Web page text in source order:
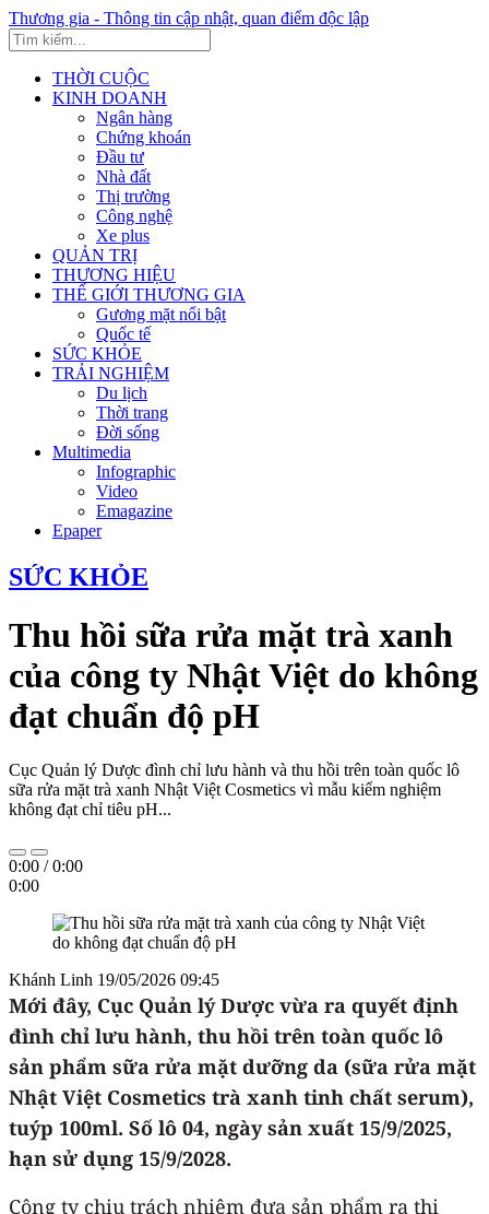
Thương gia - Thông tin cập nhật, quan điểm độc lập
THỜI CUỘC
KINH DOANH
Ngân hàng
Chứng khoán
Đầu tư
Nhà đất
Thị trường
Công nghệ
Xe plus
QUẢN TRỊ
THƯƠNG HIỆU
THẾ GIỚI THƯƠNG GIA
Gương mặt nổi bật
Quốc tế
SỨC KHỎE
TRẢI NGHIỆM
Du lịch
Thời trang
Đời sống
Multimedia
Infographic
Video
Emagazine
Epaper
SỨC KHỎE
Thu hồi sữa rửa mặt trà xanh
của công ty Nhật Việt do không
đạt chuẩn độ pH
Cục Quản lý Dược đình chỉ lưu hành và thu hồi trên toàn quốc lô
sữa rửa mặt trà xanh Nhật Việt Cosmetics vì mẫu kiểm nghiệm
không đạt chỉ tiêu pH...
0:00 /0:00
0:00
Khánh Linh 19/05/2026 09:45
Mới đây, Cục Quản lý Dược vừa ra quyết định
đình chỉ lưu hành, thu hồi trên toàn quốc lô
sản phẩm sữa rửa mặt dưỡng da (sữa rửa mặt
Nhật Việt Cosmetics trà xanh tinh chất serum),
tuýp 100ml. Số lô 04, ngày sản xuất 15/9/2025,
hạn sử dụng 15/9/2028.
Công ty chịu trách nhiệm đưa sản phẩm ra thị